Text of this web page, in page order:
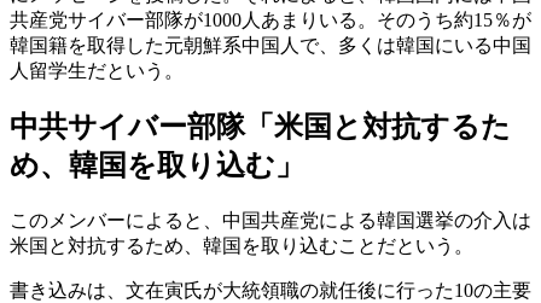
共産党サイバー部隊が1000人あまりいる。そのうち約15％が
韓国籍を取得した元朝鮮系中国人で、多くは韓国にいる中国
人留学生だという。
中共サイバー部隊「米国と対抗するた
め、韓国を取り込む」
このメンバーによると、中国共産党による韓国選挙の介入は
米国と対抗するため、韓国を取り込むことだという。
書き込みは、文在寅氏が大統領職の就任後に行った10の主要